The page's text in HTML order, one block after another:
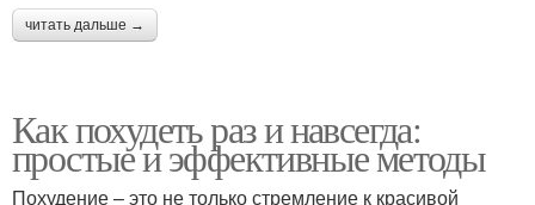
читать дальше →
Как похудеть раз и навсегда:
простые и эффективные методы
Похудение – это не только стремление к красивой